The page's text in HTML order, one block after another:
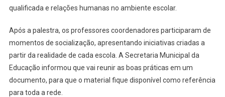
qualificada e relações humanas no ambiente escolar.
Após a palestra, os professores coordenadores participaram de
momentos de socialização, apresentando iniciativas criadas a
partir da realidade de cada escola. A Secretaria Municipal da
Educação informou que vai reunir as boas práticas em um
documento, para que o material fique disponível como referência
para toda a rede.